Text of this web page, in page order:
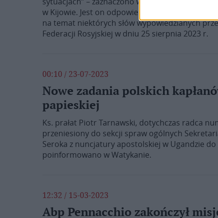
w Kijowie. Jest on odpowiedzią na dyskusje w
na temat niektórych słów wypowiedzianych
Federacji Rosyjskiej w dniu 25 sierpnia 2023 r.
00:10 / 23-07-2023
Nowe zadania polskich
papieskiej
Ks. prałat Piotr Tarnawski, dotychczas radca
przeniesiony do sekcji spraw ogólnych
Seroka z nuncjatury apostolskiej w Ugandzie
poinformowano w Watykanie.
12:32 / 15-03-2023
Abp Pennacchio zakończył